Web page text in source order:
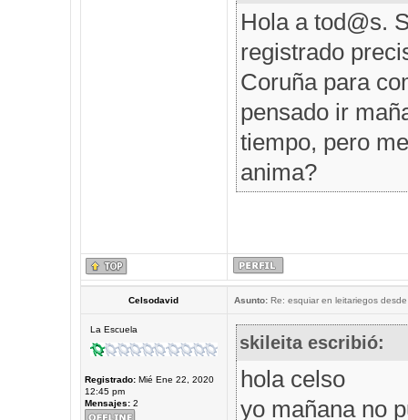
Hola a tod@s.
registrado
Coruña para
pensado ir
tiempo, pero
anima?
Celsodavid Asunto:Re: esquiar en leitariegos
La Escuela
Registrado:Mié Ene 22, 2020
12:45 pm
Mensajes:2
skileita escribió:
hola celso
yo mañana no